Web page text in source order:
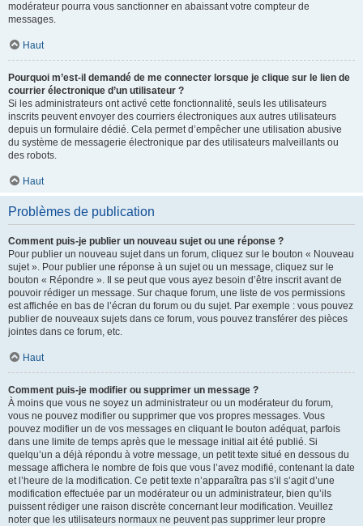
modérateur pourra vous sanctionner en abaissant votre compteur de
messages.
Haut
Pourquoi m’est-il demandé de me connecter lorsque je clique sur le lien de
courrier électronique d’un utilisateur ?
Si les administrateurs ont activé cette fonctionnalité, seuls les utilisateurs
inscrits peuvent envoyer des courriers électroniques aux autres utilisateurs
depuis un formulaire dédié. Cela permet d’empêcher une utilisation abusive
du système de messagerie électronique par des utilisateurs malveillants ou
des robots.
Haut
Problèmes de publication
Comment puis-je publier un nouveau sujet ou une réponse ?
Pour publier un nouveau sujet dans un forum, cliquez sur le bouton « Nouveau
sujet ». Pour publier une réponse à un sujet ou un message, cliquez sur le
bouton « Répondre ». Il se peut que vous ayez besoin d’être inscrit avant de
pouvoir rédiger un message. Sur chaque forum, une liste de vos permissions
est affichée en bas de l’écran du forum ou du sujet. Par exemple : vous pouvez
publier de nouveaux sujets dans ce forum, vous pouvez transférer des pièces
jointes dans ce forum, etc.
Haut
Comment puis-je modifier ou supprimer un message ?
À moins que vous ne soyez un administrateur ou un modérateur du forum,
vous ne pouvez modifier ou supprimer que vos propres messages. Vous
pouvez modifier un de vos messages en cliquant le bouton adéquat, parfois
dans une limite de temps après que le message initial ait été publié. Si
quelqu’un a déjà répondu à votre message, un petit texte situé en dessous du
message affichera le nombre de fois que vous l’avez modifié, contenant la date
et l’heure de la modification. Ce petit texte n’apparaîtra pas s’il s’agit d’une
modification effectuée par un modérateur ou un administrateur, bien qu’ils
puissent rédiger une raison discrète concernant leur modification. Veuillez
noter que les utilisateurs normaux ne peuvent pas supprimer leur propre